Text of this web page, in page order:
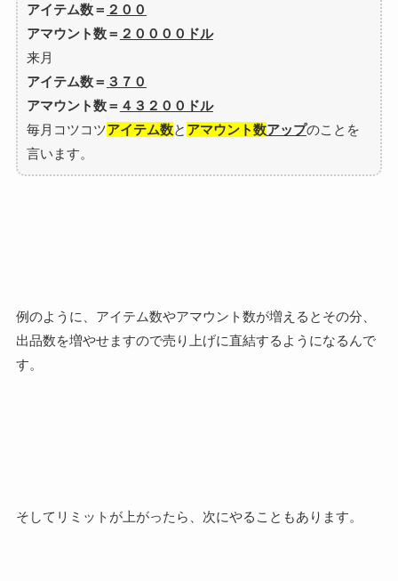
アイテム数＝ ２００
アマウント数＝ ２００００ドル
来月
アイテム数＝ ３７０
アマウント数＝ ４３２００ドル
毎月コツコツアイテム数と アマウント数アップのことを
言います。
例のように、アイテム数やアマウント数が増えるとその分、
出品数を増やせますので売り上げに直結するようになるんで
す。
そしてリミットが上がったら、次にやることもあります。